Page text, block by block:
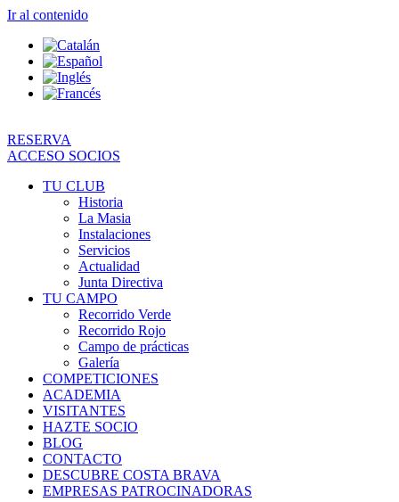
Ir al contenido
RESERVA
ACCESO SOCIOS
TU CLUB
Historia
La Masia
Instalaciones
Servicios
Actualidad
Junta Directiva
TU CAMPO
Recorrido Verde
Recorrido Rojo
Campo de prácticas
Galería
COMPETICIONES
ACADEMIA
VISITANTES
HAZTE SOCIO
BLOG
CONTACTO
DESCUBRE COSTA BRAVA
EMPRESAS PATROCINADORAS